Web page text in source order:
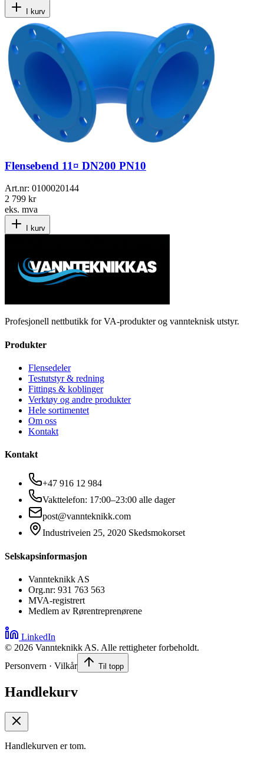
I kurv
Flensebend 11¤ DN200 PN10
Art.nr: 0100020144
2 799 kr
eks. mva
I kurv
Profesjonell nettbutikk for VA-produkter og vannteknisk utstyr.
Produkter
Flensedeler
Testutstyr & redning
Fittings & koblinger
Verktøy og andre produkter
Hele sortimentet
Om oss
Kontakt
Kontakt
+47 916 12 984
Vakttelefon: 17:00–23:00 alle dager
post@vannteknikk.com
Industriveien 25, 2020 Skedsmokorset
Selskapsinformasjon
Vannteknikk AS
Org.nr: 931 763 563
MVA-registrert
Medlem av Rørentreprenørene
LinkedIn
© 2026 Vannteknikk AS. Alle rettigheter forbeholdt.
Personvern · Vilkår
Til topp
Handlekurv
Handlekurven er tom.